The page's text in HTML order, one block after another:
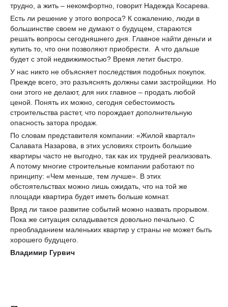
трудно, а жить – некомфортно, говорит Надежда Косарева.
Есть ли решение у этого вопроса? К сожалению, люди в
большинстве своем не думают о будущем, стараются
решать вопросы сегодняшнего дня. Главное найти деньги и
купить то, что они позволяют приобрести. А что дальше
будет с этой недвижимостью? Время летит быстро.
У нас никто не объясняет последствия подобных покупок.
Прежде всего, это разъяснять должны сами застройщики. Но
они этого не делают, для них главное – продать любой
ценой. Понять их можно, сегодня себестоимость
строительства растет, что порождает дополнительную
опасность затора продаж.
По словам представителя компании: «Жилой квартал»
Салавата Назарова, в этих условиях строить большие
квартиры часто не выгодно, так как их трудней реализовать.
А потому многие строительные компании работают по
принципу: «Чем меньше, тем лучше». В этих
обстоятельствах можно лишь ожидать, что на той же
площади квартира будет иметь больше комнат.
Вряд ли такое развитие событий можно назвать прорывом.
Пока же ситуация складывается довольно печально. С
преобладанием маленьких квартир у страны не может быть
хорошего будущего.
Владимир Гурвич